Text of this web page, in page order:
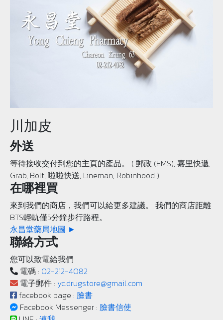
川加皮
外送
等待接收交付到您的主頁的產品。 ( 郵政 (EMS), 嘉里快遞,
Grab, Bolt, 啦啦快送, Lineman, Robinhood ).
在哪裡買
來到我們的商店，我們可以給更多建議。 我們的商店距離
BTS輕軌僅5分鐘步行路程。
永昌堂藥局地圖 ►
聯絡方式
您可以致電給我們
電碼 : 02-212-4082
電子郵件 : yc.drugstore@gmail.com
facebook page : 臉書
Facebook Messenger : 臉書信使